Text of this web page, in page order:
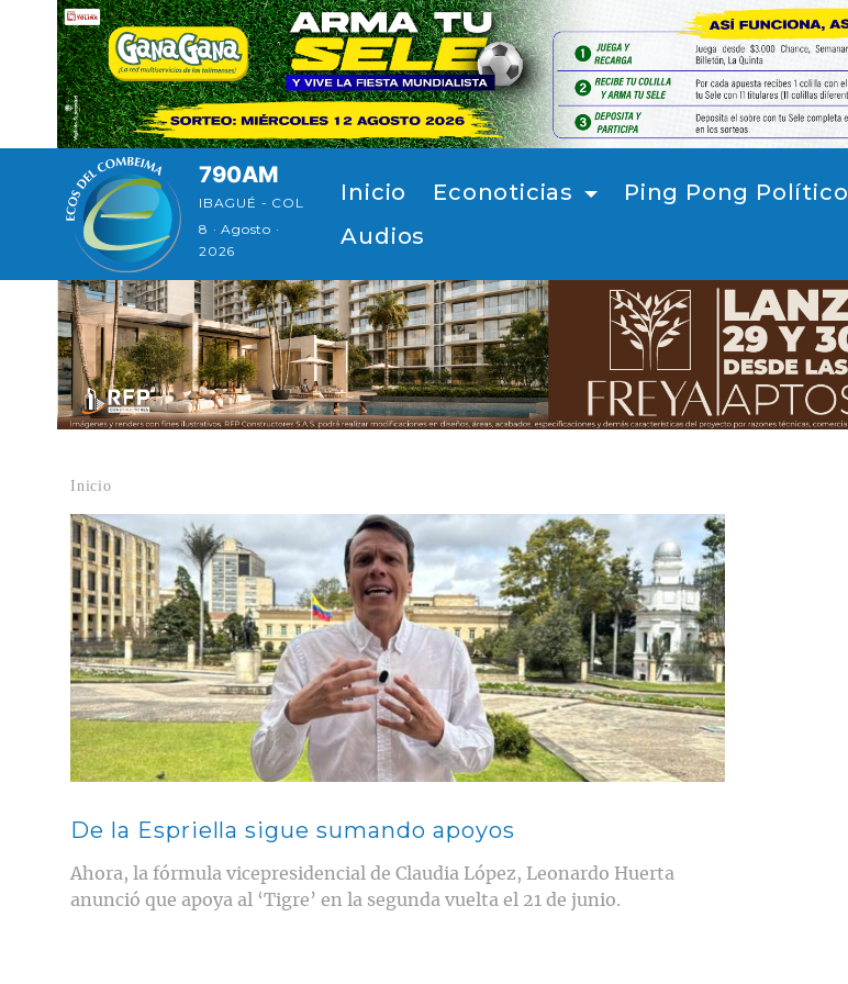
Pasar al contenido principal
790AM
IBAGUÉ - COL
8 · Agosto ·
2026
Inicio Econoticias Ping Pong Político
Audios
Inicio
Contenido multimedia principal
De la Espriella sigue sumando apoyos
Ahora, la fórmula vicepresidencial de Claudia López, Leonardo Huerta
anunció que apoya al ‘Tigre’ en la segunda vuelta el 21 de junio.